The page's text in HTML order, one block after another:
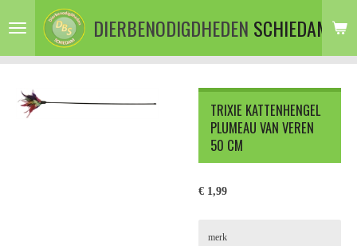
direct
de
DIERBENODIGDHEDEN SCHIEDAM
TRIXIE KATTENHENGEL
PLUMEAU VAN VEREN
50 CM
€ 1,99
merk